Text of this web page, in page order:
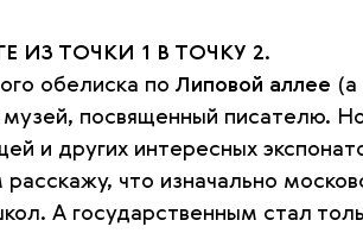
ИЗ ТОЧКИ 1 В ТОЧКУ 2.
обелиска по Липовой аллее (а
музей, посвященный писателю.
и других интересных
что изначально
А государственным стал